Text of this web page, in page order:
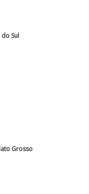
Sul
Grosso